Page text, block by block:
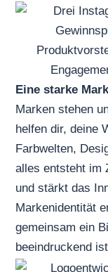
Eine starke
Marken stehen
helfen dir, deine
Farbwelten,
alles entsteht im
und stärkt das
Markenidentität
gemeinsam ein
beeindruckend